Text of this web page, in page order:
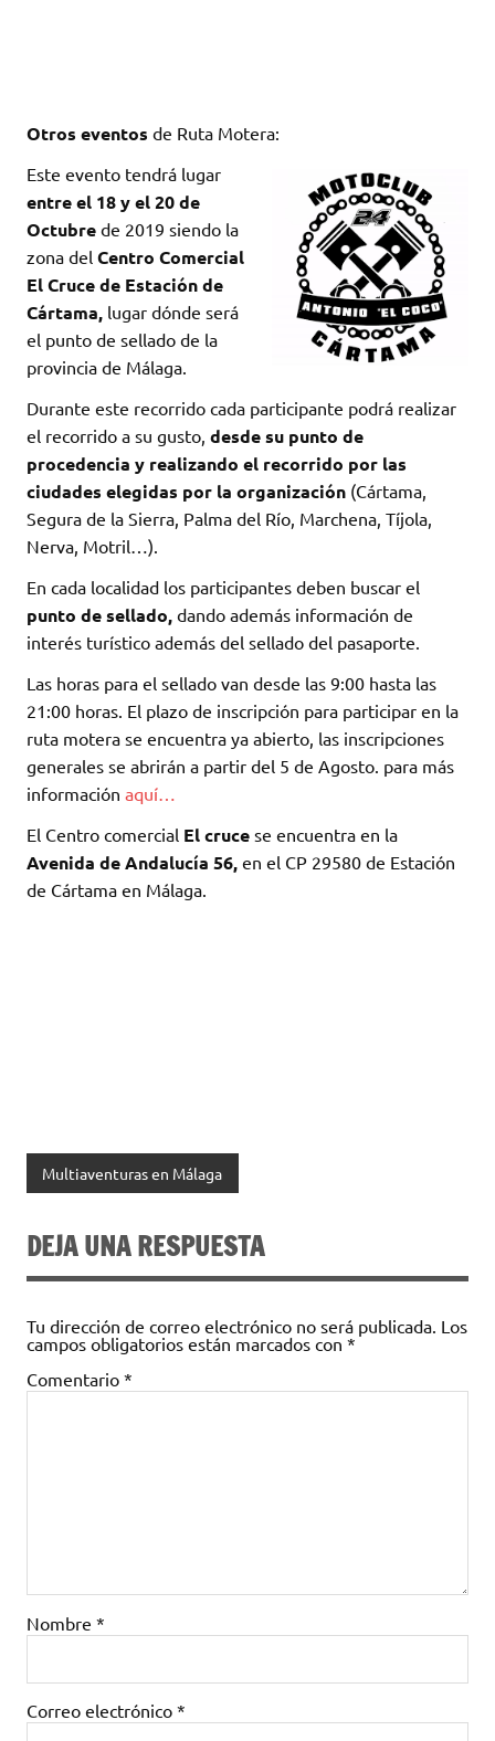
Otros eventos de Ruta Motera:
Este evento tendrá lugar
entre el 18 y el 20 de
Octubre de 2019 siendo la
zona del Centro Comercial
El Cruce de Estación de
Cártama, lugar dónde será
el punto de sellado de la
provincia de Málaga.
Durante este recorrido cada participante podrá realizar
el recorrido a su gusto, desde su punto de
procedencia y realizando el recorrido por las
ciudades elegidas por la organización (Cártama,
Segura de la Sierra, Palma del Río, Marchena, Tíjola,
Nerva, Motril…).
En cada localidad los participantes deben buscar el
punto de sellado, dando además información de
interés turístico además del sellado del pasaporte.
Las horas para el sellado van desde las 9:00 hasta las
21:00 horas. El plazo de inscripción para participar en la
ruta motera se encuentra ya abierto, las inscripciones
generales se abrirán a partir del 5 de Agosto. para más
información aquí…
El Centro comercial El cruce se encuentra en la
Avenida de Andalucía 56, en el CP 29580 de Estación
de Cártama en Málaga.
Multiaventuras en Málaga
DEJA UNA RESPUESTA
Tu dirección de correo electrónico no será publicada. Los
campos obligatorios están marcados con *
Comentario *
Nombre *
Correo electrónico *